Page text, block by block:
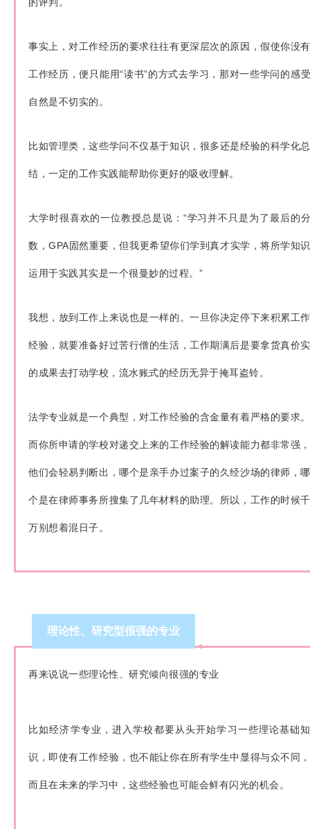
事实上，对工作经历的要求往往有更深层次的原因，假使你没有
工作经历，便只能用“读书”的方式去学习，那对一些学问的感受
自然是不切实的。
比如管理类，这些学问不仅基于知识，很多还是经验的科学化总
结，一定的工作实践能帮助你更好的吸收理解。
大学时很喜欢的一位教授总是说：“学习并不只是为了最后的分
数，GPA固然重要，但我更希望你们学到真才实学，将所学知识
运用于实践其实是一个很曼妙的过程。”
我想，放到工作上来说也是一样的。一旦你决定停下来积累工作
经验，就要准备好过苦行僧的生活，工作期满后是要拿货真价实
的成果去打动学校，流水账式的经历无异于掩耳盗铃。
法学专业就是一个典型，对工作经验的含金量有着严格的要求。
而你所申请的学校对递交上来的工作经验的解读能力都非常强，
他们会轻易判断出，哪个是亲手办过案子的久经沙场的律师，哪
个是在律师事务所搜集了几年材料的助理。所以，工作的时候千
万别想着混日子。
理论性、研究型很强的专业
再来说说一些理论性、研究倾向很强的专业
比如经济学专业，进入学校都要从头开始学习一些理论基础知
识，即使有工作经验，也不能让你在所有学生中显得与众不同，
而且在未来的学习中，这些经验也可能会鲜有闪光的机会。